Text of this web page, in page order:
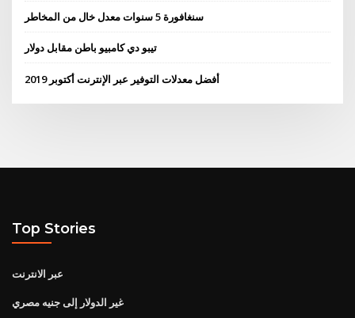
سنغافورة 5 سنوات معدل خال من المخاطر
تيبو دي كامبيو باطن مقابل دولار
أفضل معدلات التوفير عبر الإنترنت أكتوبر 2019
Top Stories
عبر الانترنت
غير الدولار إلى جنيه مصري